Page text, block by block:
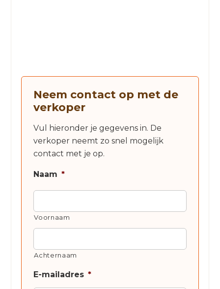
Neem contact op met de
verkoper
Vul hieronder je gegevens in. De
verkoper neemt zo snel mogelijk
contact met je op.
Naam *
Voornaam
Achternaam
E-mailadres *